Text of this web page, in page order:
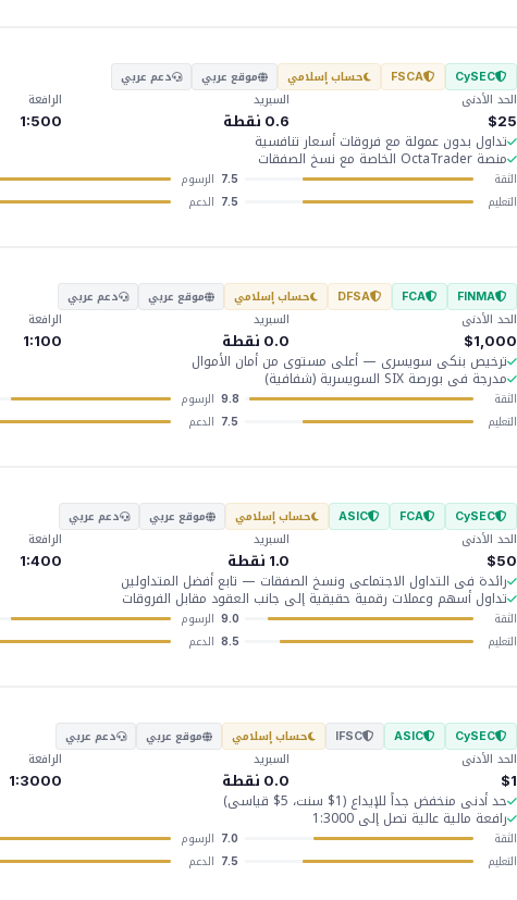
CySEC
FSCA حساب إسلامي موقع عربي
دعم عربي
الحد الأدنى
$25
السبريد
0.6 نقطة
الرافعة
1:500
تداول بدون عمولة مع فروقات أسعار تنافسية
منصة OctaTrader الخاصة مع نسخ الصفقات
الثقة 7.5 الرسوم
التعليم 7.5 الدعم
FINMA
FCA
DFSA حساب إسلامي موقع عربي
دعم عربي
الحد الأدنى
$1,000
السبريد
0.0 نقطة
الرافعة
1:100
ترخيص بنكي سويسري — أعلى مستوى من أمان الأموال
مدرجة في بورصة SIX السويسرية (شفافية)
الثقة 9.8 الرسوم
التعليم 7.5 الدعم
CySEC
FCA
ASIC حساب إسلامي موقع عربي
دعم عربي
الحد الأدنى
$50
السبريد
1.0 نقطة
الرافعة
1:400
رائدة في التداول الاجتماعي ونسخ الصفقات — تابع أفضل المتداولين
تداول أسهم وعملات رقمية حقيقية إلى جانب العقود مقابل الفروقات
الثقة 9.0 الرسوم
التعليم 8.5 الدعم
CySEC
ASIC
IFSC حساب إسلامي موقع عربي
دعم عربي
الحد الأدنى
$1
السبريد
0.0 نقطة
الرافعة
1:3000
حد أدنى منخفض جداً للإيداع (1$ سنت، 5$ قياسي)
رافعة مالية عالية تصل إلى 1:3000
الثقة 7.0 الرسوم
التعليم 7.5 الدعم